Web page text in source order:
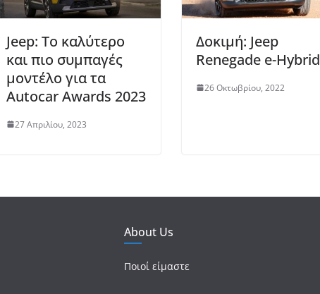
Jeep: Το καλύτερο
και πιο συμπαγές
μοντέλο για τα
Autocar Awards 2023
27 Απριλίου, 2023
Δοκιμή: Jeep
Renegade e-Hybrid
26 Οκτωβρίου, 2022
About Us
Ποιοί είμαστε